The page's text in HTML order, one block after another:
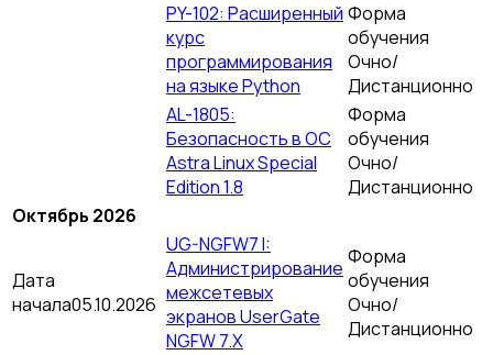
PY-102: Расширенный
курс
программирования
на языке Python
Форма
обучения
Очно/
Дистанционно
AL-1805:
Безопасность в ОС
Astra Linux Special
Edition 1.8
Форма
обучения
Очно/
Дистанционно
Октябрь 2026
Дата
начала05.10.2026
UG-NGFW7 I:
Администрирование
межсетевых
экранов UserGate
NGFW 7.X
Форма
обучения
Очно/
Дистанционно